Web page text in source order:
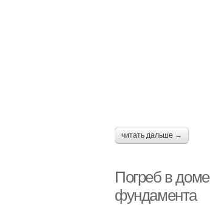
читать дальше →
Погреб в
фундамента